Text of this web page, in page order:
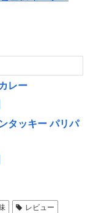
レー
タッキー パリパ
レビュー